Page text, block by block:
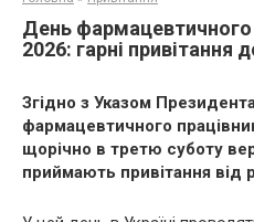
День фармацевтичного
2026: гарні привітання
Згідно з Указом
фармацевтичного
щорічно в третю суботу
приймають привітання від